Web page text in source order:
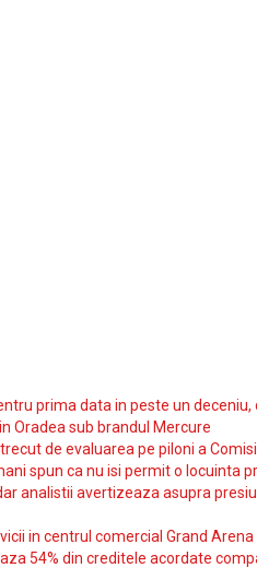
prima data in peste un deceniu,
Oradea sub brandul Mercure
de evaluarea pe piloni a
spun ca nu isi permit o locuinta
analistii avertizeaza asupra
in centrul comercial Grand
54% din creditele acordate